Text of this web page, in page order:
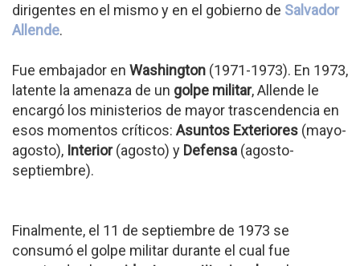
dirigentes en el mismo y en el gobierno de Salvador
Allende.
Fue embajador en Washington (1971-1973). En 1973,
latente la amenaza de un golpe militar, Allende le
encargó los ministerios de mayor trascendencia en
esos momentos críticos: Asuntos Exteriores (mayo-
agosto), Interior(agosto) y Defensa (agosto-
septiembre).
Finalmente, el 11 de septiembre de 1973 se
consumó el golpe militar durante el cual fue